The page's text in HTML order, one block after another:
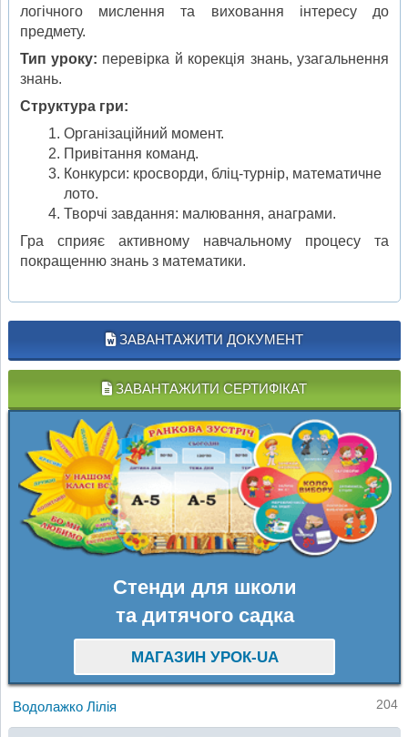
логічного мислення та виховання інтересу до
предмету.
Тип уроку: перевірка й корекція знань, узагальнення
знань.
Структура гри:
Організаційний момент.
Привітання команд.
Конкурси: кросворди, бліц-турнір, математичне
лото.
Творчі завдання: малювання, анаграми.
Гра сприяє активному навчальному процесу та
покращенню знань з математики.
ЗАВАНТАЖИТИ ДОКУМЕНТ
ЗАВАНТАЖИТИ СЕРТИФІКАТ
Стенди для школи
та дитячого садка
МАГАЗИН УРОК-UA
Водолажко Лілія 204